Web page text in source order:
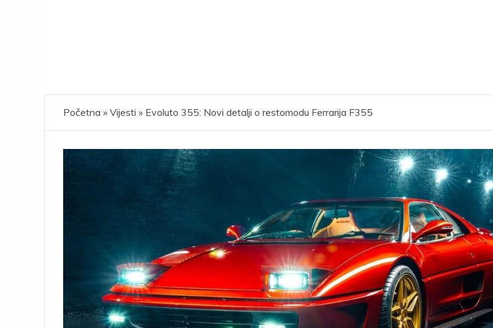
Početna » Vijesti » Evoluto 355: Novi detalji o restomodu Ferrarija F355